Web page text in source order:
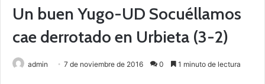
Un buen Yugo-UD Socuéllamos
cae derrotado en Urbieta (3-2)
admin 7 de noviembre de 2016 0 1 minuto de lectura